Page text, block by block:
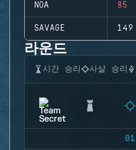
NOA 85
SAVAGE 149
라운드
시간 승리 사살 승리
01